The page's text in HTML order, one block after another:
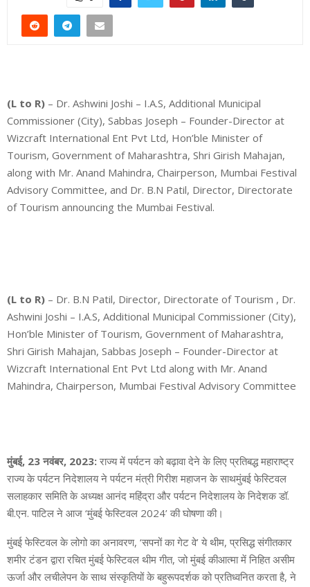
(L to R) – Dr. Ashwini Joshi – I.A.S, Additional Municipal
Commissioner (City), Sabbas Joseph – Founder-Director at
Wizcraft International Ent Pvt Ltd, Hon’ble Minister of
Tourism, Government of Maharashtra, Shri Girish Mahajan,
along with Mr. Anand Mahindra, Chairperson, Mumbai Festival
Advisory Committee, and Dr. B.N Patil, Director, Directorate
of Tourism announcing the Mumbai Festival.
(L to R) – Dr. B.N Patil, Director, Directorate of Tourism , Dr.
Ashwini Joshi – I.A.S, Additional Municipal Commissioner (City),
Hon’ble Minister of Tourism, Government of Maharashtra,
Shri Girish Mahajan, Sabbas Joseph – Founder-Director at
Wizcraft International Ent Pvt Ltd along with Mr. Anand
Mahindra, Chairperson, Mumbai Festival Advisory Committee
मुंबई, 23 नवंबर, 2023: राज्य में पर्यटन को बढ़ावा देने के लिए प्रतिबद्ध महाराष्ट्र
राज्य के पर्यटन निदेशालय ने पर्यटन मंत्री गिरीश महाजन के साथमुंबई फेस्टिवल
सलाहकार समिति के अध्यक्ष आनंद महिंद्रा और पर्यटन निदेशालय के निदेशक डॉ.
बी.एन. पाटिल ने आज ‘मुंबई फेस्टिवल 2024’ की घोषणा की।
मुंबई फेस्टिवल के लोगो का अनावरण, ‘सपनों का गेट वे’ ये थीम, प्रसिद्ध संगीतकार
शमीर टंडन द्वारा रचित मुंबई फेस्टिवल थीम गीत, जो मुंबई कीआत्मा में निहित असीम
ऊर्जा और लचीलेपन के साथ संस्कृतियों के बहुरूपदर्शक को प्रतिध्वनित करता है, ने